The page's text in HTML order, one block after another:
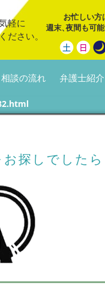
軽に
ださい。
お忙しい方
週末、夜間も可能
談の流れ 弁護士紹介
探しでしたら